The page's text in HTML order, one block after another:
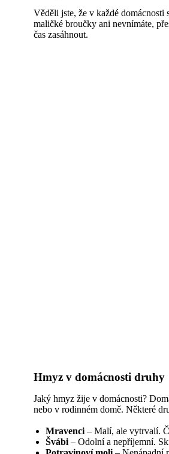
Věděli jste, že v každé domácnosti
maličké broučky ani nevnímáte,
čas zasáhnout.
Hmyz v domácnosti druhy
Jaký hmyz žije v domácnosti?
nebo v rodinném domě. Některé
Mravenci – Malí, ale vytrvalí.
Švábi – Odolní a nepříjemní.